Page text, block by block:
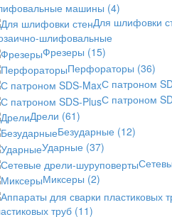
машины (4)
Для шлифовки
шлифовальные
Фрезеры (15)
Перфораторы (36)
С патроном
С патроном
Дрели (61)
Безударные (12)
Ударные (37)
Миксеры (2)
труб (11)